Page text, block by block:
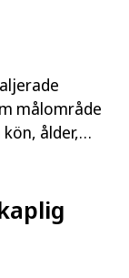
målområde
ålder,